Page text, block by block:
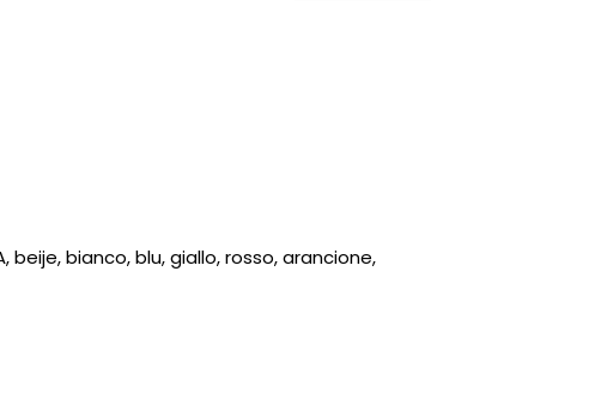
bianco, blu, giallo, rosso, arancione,